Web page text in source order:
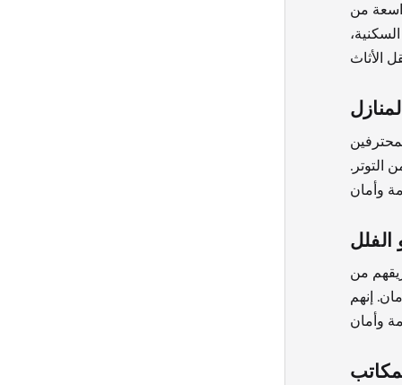
من
التوتر.
من
إنهم